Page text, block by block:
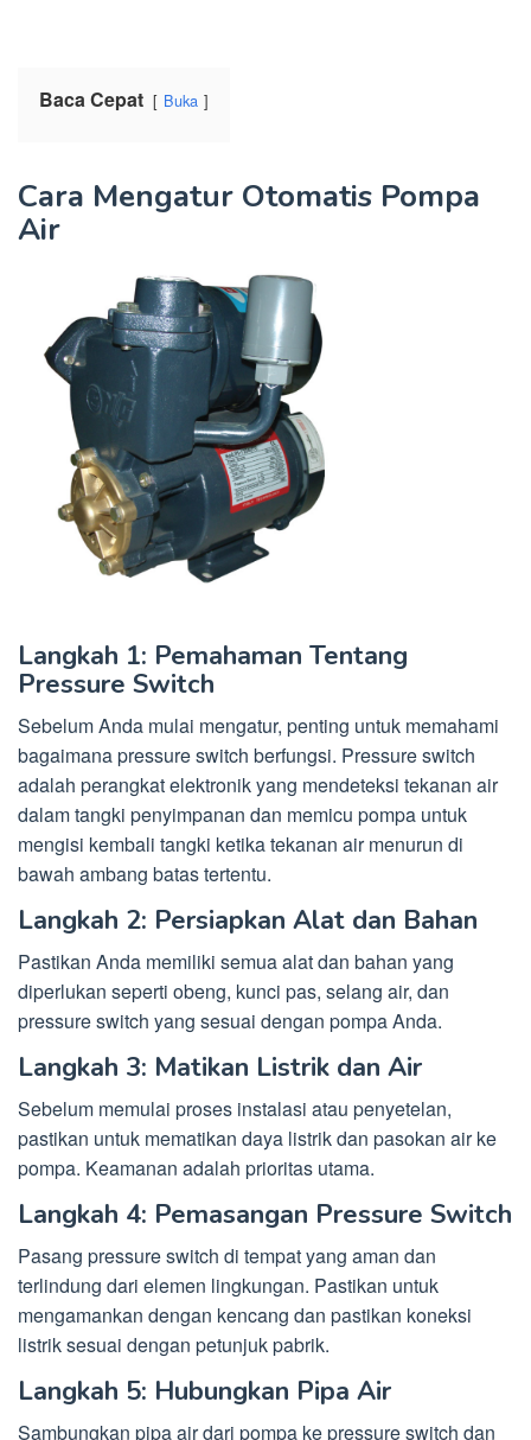
Baca Cepat Buka
Cara Mengatur Otomatis Pompa
Air
Langkah 1: Pemahaman Tentang
Pressure Switch
Sebelum Anda mulai mengatur, penting untuk memahami
bagaimana pressure switch berfungsi. Pressure switch
adalah perangkat elektronik yang mendeteksi tekanan air
dalam tangki penyimpanan dan memicu pompa untuk
mengisi kembali tangki ketika tekanan air menurun di
bawah ambang batas tertentu.
Langkah 2: Persiapkan Alat dan Bahan
Pastikan Anda memiliki semua alat dan bahan yang
diperlukan seperti obeng, kunci pas, selang air, dan
pressure switch yang sesuai dengan pompa Anda.
Langkah 3: Matikan Listrik dan Air
Sebelum memulai proses instalasi atau penyetelan,
pastikan untuk mematikan daya listrik dan pasokan air ke
pompa. Keamanan adalah prioritas utama.
Langkah 4: Pemasangan Pressure Switch
Pasang pressure switch di tempat yang aman dan
terlindung dari elemen lingkungan. Pastikan untuk
mengamankan dengan kencang dan pastikan koneksi
listrik sesuai dengan petunjuk pabrik.
Langkah 5: Hubungkan Pipa Air
Sambungkan pipa air dari pompa ke pressure switch dan